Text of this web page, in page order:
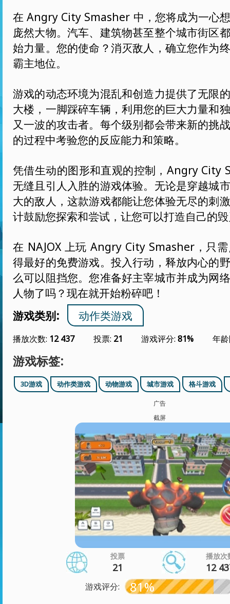
在 Angry City Smasher 中，您将成为一心
庞然大物。汽车、建筑物甚至整个城市街区
始力量。您的使命？消灭敌人，确立您作为
霸主地位。
游戏的动态环境为混乱和创造力提供了无限
大楼，一脚踩碎车辆，利用您的巨大力量和
又一波的攻击者。每个级别都会带来新的挑
的过程中考验您的反应能力和策略。
凭借生动的图形和直观的控制，Angry City
无缝且引人入胜的游戏体验。无论是穿越城
大的敌人，这款游戏都能让您体验无尽的刺
计鼓励您探索和尝试，让您可以打造自己的
在 NAJOX 上玩 Angry City Smasher，只
得最好的免费游戏。投入行动，释放内心的
么可以阻挡您。您准备好主宰城市并成为网
人物了吗？现在就开始粉碎吧！
游戏类别:
动作类游戏
播放次数: 12 437 投票: 21 游戏评分:81% 年
游戏标签:
3D游戏 动作类游戏 动物游戏 城市游戏 格斗游戏
广告
截屏
投票
21
播放次
12
游戏评分: 81%